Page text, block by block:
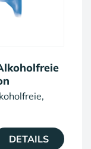
DETAILS